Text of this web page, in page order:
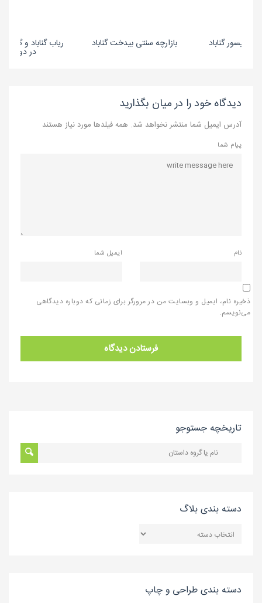
ریاب گناباد و
در دو بدن
بازارچه سنتی بیدخت گناباد گیسور گناباد
دیدگاه خود را در میان بگذارید
آدرس ایمیل شما منتشر نخواهد شد. همه فیلدها مورد نیاز هستند
پیام شما
نام ایمیل شما
ذخیره نام، ایمیل و وبسایت من در مرورگر برای زمانی که دوباره دیدگاهی
می‌نویسم.
تاریخچه جستوجو
دسته بندی بلاگ
بندی
دسته بندی طراحی و چاپ